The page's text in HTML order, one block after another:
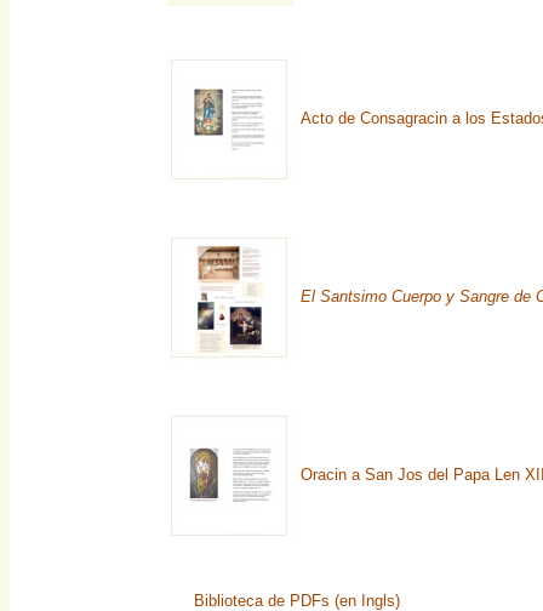
Acto de Consagracin a los
El Santsimo Cuerpo y Sangre de
Oracin a San Jos del Papa Len
Biblioteca de PDFs (en Ingls)